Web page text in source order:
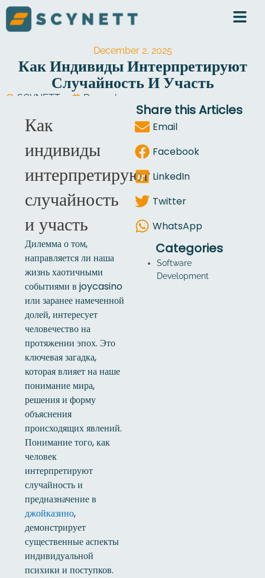
Skip
content
December 2, 2025
Как Индивиды Интерпретируют
Случайность И Участь
SCYNETT
December 2, 2025
Как
индивиды
интерпретируют
случайность
и участь
Дилемма о том,
направляется ли наша
жизнь хаотичными
событиями в joycasino
или заранее намеченной
долей, интересует
человечество на
протяжении эпох. Это
ключевая загадка,
которая влияет на наше
понимание мира,
решения и форму
объяснения
происходящих явлений.
Понимание того, как
человек
интерпретируют
случайность и
предназначение в
джойказино,
демонстрирует
существенные аспекты
индивидуальной
психики и поступков.
Share this Articles
Email
Facebook
LinkedIn
Twitter
WhatsApp
Categories
Software
Development